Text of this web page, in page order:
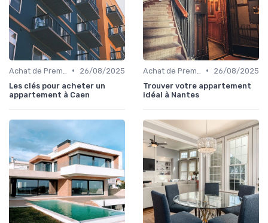
•
26/08/2025
Les clés pour acheter un
appartement à Caen
•
26/08/2025
Trouver votre appartement
idéal à Nantes